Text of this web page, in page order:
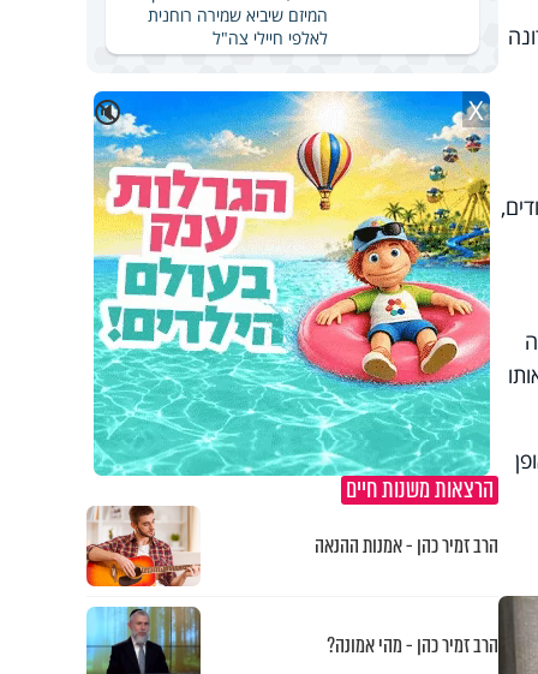
נמוכה
מרדימים אותו
המיזם שיביא שמירה רוחנית
לאלפי חיילי צה"ל
🔇 X
הרצאות משנות חיים
הרב זמיר כהן - אמנות ההנאה
הרב זמיר כהן - מהי אמונה?